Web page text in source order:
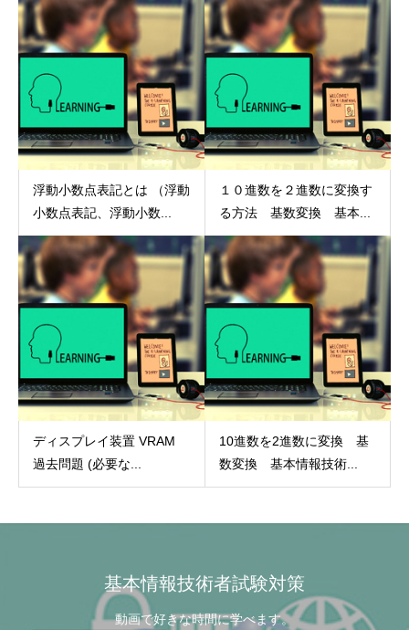
浮動小数点表記とは （浮動
小数点表記、浮動小数...
１０進数を２進数に変換す
る方法 基数変換 基本...
ディスプレイ装置 VRAM
過去問題 (必要な...
10進数を2進数に変換 基
数変換 基本情報技術...
基本情報技術者試験対策
動画で好きな時間に学べます。